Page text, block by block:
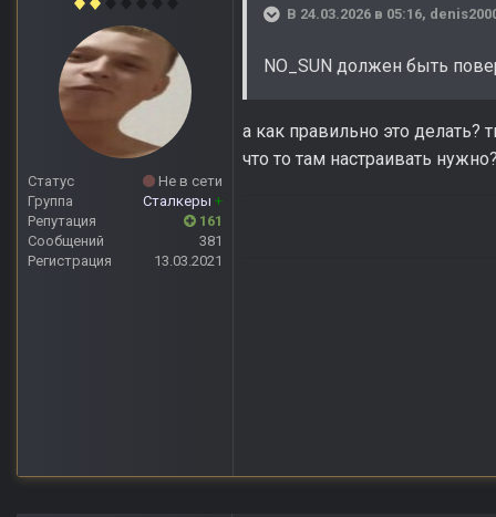
Статус
Не в сети
Группа
Сталкеры +
Репутация
161
Сообщений
381
Регистрация
13.03.2021
В 24.03.2026 в 05:16,
NO_SUN должен быть
а как правильно это делать?
что то там настраивать